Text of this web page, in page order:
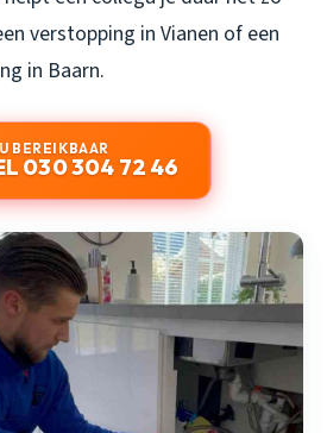
verstopping in Vianen of een
in Baarn.
BEREIKBAAR
030 304 72 46